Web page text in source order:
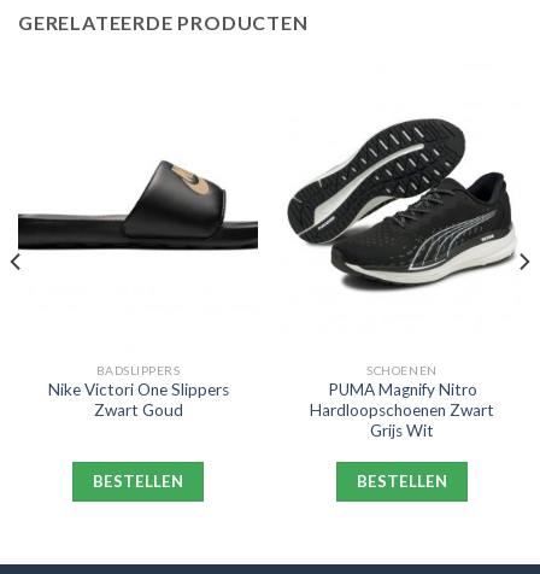
GERELATEERDE PRODUCTEN
BADSLIPPERS
Nike Victori One Slippers
Zwart Goud
BESTELLEN
SCHOENEN
PUMA Magnify Nitro
Hardloopschoenen Zwart
Grijs Wit
BESTELLEN